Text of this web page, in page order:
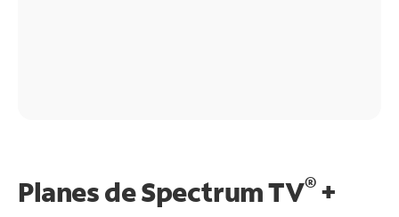
Planes de Spectrum TV®+